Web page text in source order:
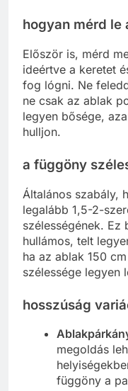
hogyan mérd le
Először is, mérd
ideértve a keretet
fog lógni. Ne
ne csak az ablak
legyen bősége,
hulljon.
a függöny
Általános szabály,
legalább 1,5-2-
szélességének.
hullámos, telt
ha az ablak 150
szélessége legyen
hosszúság
megoldás
függöny a